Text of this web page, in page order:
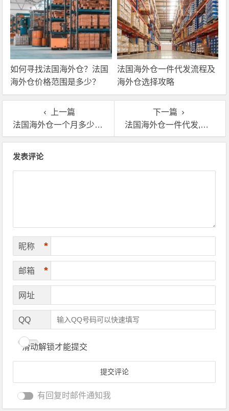
如何寻找法国海外仓？法国
海外仓价格范围是多少？
法国海外仓一件代发流程及
海外仓选择攻略
上一篇
法国海外仓一个月多少费用?2023真实收费标准曝光!
下一篇
法国海外仓一件代发,法国跨境电商海外仓代发服务
发表评论
昵称 *
邮箱 *
网址
QQ
滑动解锁才能提交
有回复时邮件通知我